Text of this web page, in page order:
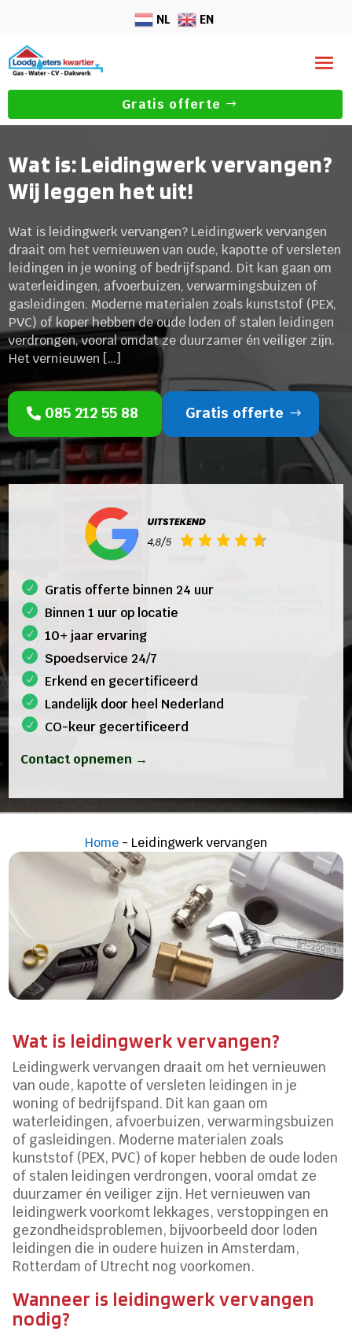
NL EN
Gratis offerte
Wat is: Leidingwerk vervangen?
Wij leggen het uit!
Wat is leidingwerk vervangen? Leidingwerk vervangen
draait om het vernieuwen van oude, kapotte of versleten
leidingen in je woning of bedrijfspand. Dit kan gaan om
waterleidingen, afvoerbuizen, verwarmingsbuizen of
gasleidingen. Moderne materialen zoals kunststof (PEX,
PVC) of koper hebben de oude loden of stalen leidingen
verdrongen, vooral omdat ze duurzamer én veiliger zijn.
Het vernieuwen […]
085 212 55 88 Gratis offerte
Gratis offerte binnen 24 uur
Binnen 1 uur op locatie
10+ jaar ervaring
Spoedservice 24/7
Erkend en gecertificeerd
Landelijk door heel Nederland
CO-keur gecertificeerd
Contact opnemen →
Home - Leidingwerk vervangen
Wat is leidingwerk vervangen?
Leidingwerk vervangen draait om het vernieuwen
van oude, kapotte of versleten leidingen in je
woning of bedrijfspand. Dit kan gaan om
waterleidingen, afvoerbuizen, verwarmingsbuizen
of gasleidingen. Moderne materialen zoals
kunststof (PEX, PVC) of koper hebben de oude loden
of stalen leidingen verdrongen, vooral omdat ze
duurzamer én veiliger zijn. Het vernieuwen van
leidingwerk voorkomt lekkages, verstoppingen en
gezondheidsproblemen, bijvoorbeeld door loden
leidingen die in oudere huizen in Amsterdam,
Rotterdam of Utrecht nog voorkomen.
Wanneer is leidingwerk vervangen
nodig?